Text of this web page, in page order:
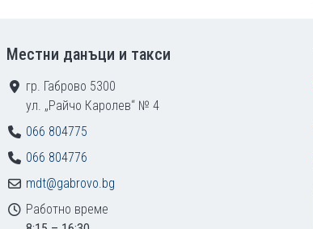
Местни данъци и такси
гр. Габрово 5300
ул. „Райчо Каролев“ № 4
066 804775
066 804776
mdt@gabrovo.bg
Работно време